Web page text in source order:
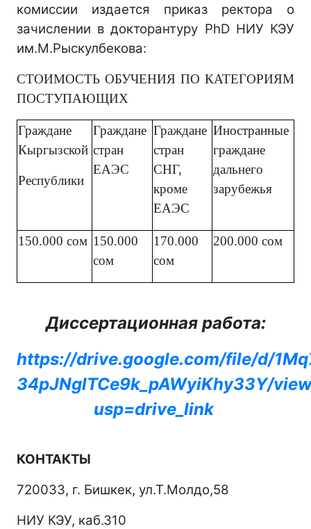
комиссии издается приказ ректора о
зачислении в докторантуру PhD НИУ КЭУ
им.М.Рыскулбекова:
СТОИМОСТЬ ОБУЧЕНИЯ ПО КАТЕГОРИЯМ
ПОСТУПАЮЩИХ
Граждане
Кыргызской
Республики
Граждане
стран
ЕАЭС
Граждане
стран
СНГ,
кроме
ЕАЭС
Иностранные
граждане
дальнего
зарубежья
150.000 сом 150.000
сом
170.000
сом
200.000 сом
Диссертационная работа:
https://drive.google.com/file/d/
34pJNglTCe9k_pAWyiKhy33Y/
usp=drive_link
КОНТАКТЫ
720033, г. Бишкек, ул.Т.Молдо,58
НИУ КЭУ, каб.310